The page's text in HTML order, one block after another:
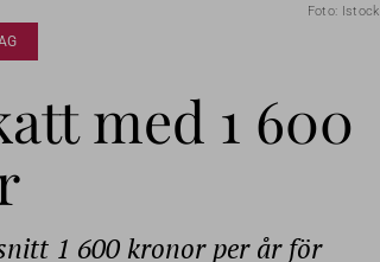
Foto: Istock
med 1 600
1 600 kronor per år för